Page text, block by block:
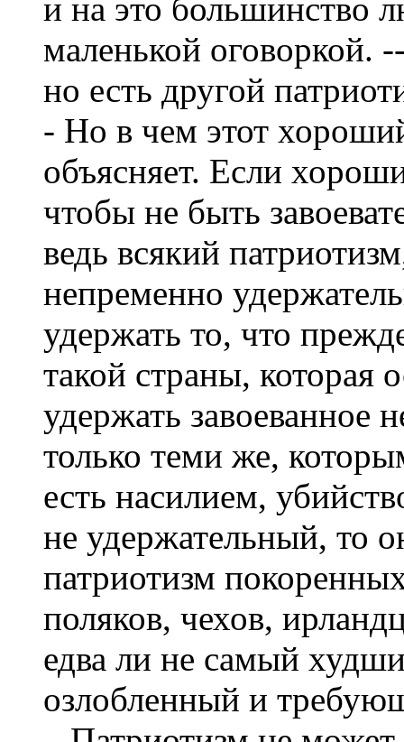
и на это большинство
маленькой оговоркой.
но есть другой
- Но в чем этот
объясняет. Если
чтобы не быть
ведь всякий
непременно
удержать то, что
такой страны, которая
удержать завоеванное
только теми же,
есть насилием,
не удержательный, то
патриотизм
поляков, чехов,
едва ли не самый
озлобленный и